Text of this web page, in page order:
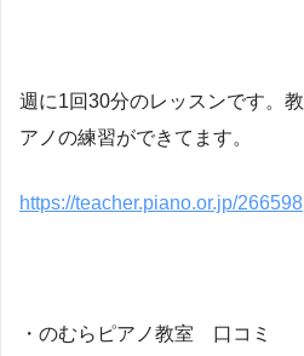
週に1回30分のレッスンです。
アノの練習ができてます。
https://teacher.piano.or.jp/266598
・のむらピアノ教室 口コミ